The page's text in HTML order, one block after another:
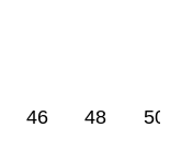
46 48 50